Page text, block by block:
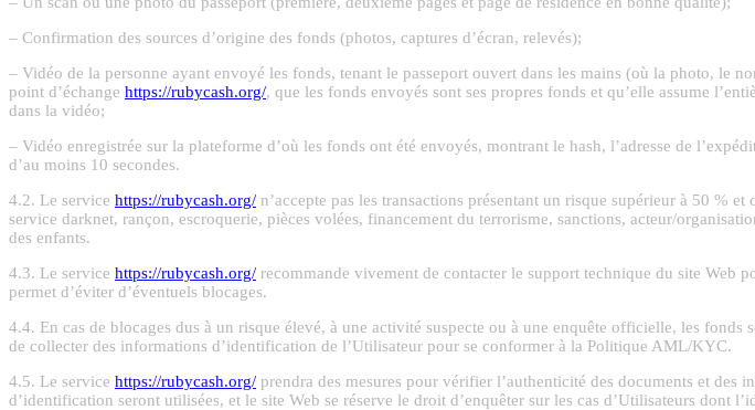
– Confirmation des sources d’origine des fonds (photos, captures d’écran, relevés);
– Vidéo de la personne ayant envoyé les fonds, tenant le passeport ouvert dans les mains (où la photo, le
point d’échange https://rubycash.org/, que les fonds envoyés sont ses propres fonds et qu’elle assume
dans la vidéo;
– Vidéo enregistrée sur la plateforme d’où les fonds ont été envoyés, montrant le hash, l’adresse de
d’au moins 10 secondes.
4.2. Le service https://rubycash.org/ n’accepte pas les transactions présentant un risque supérieur à 50 %
service darknet, rançon, escroquerie, pièces volées, financement du terrorisme, sanctions, acteur/
des enfants.
4.3. Le service https://rubycash.org/ recommande vivement de contacter le support technique du site Web
permet d’éviter d’éventuels blocages.
4.4. En cas de blocages dus à un risque élevé, à une activité suspecte ou à une enquête officielle, les
de collecter des informations d’identification de l’Utilisateur pour se conformer à la Politique AML/KYC.
4.5. Le service https://rubycash.org/ prendra des mesures pour vérifier l’authenticité des documents et
d’identification seront utilisées, et le site Web se réserve le droit d’enquêter sur les cas d’Utilisateurs dont